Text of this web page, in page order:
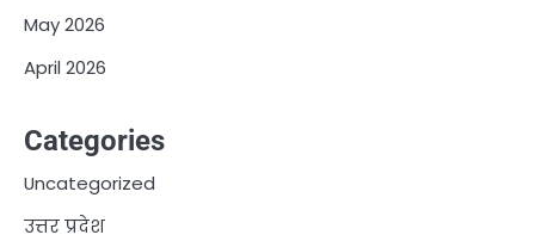
May 2026
April 2026
Categories
Uncategorized
उत्तर प्रदेश